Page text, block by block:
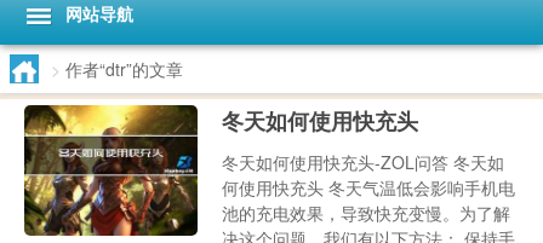
网站导航
> 作者“dtr”的文章
冬天如何使用快充头
冬天如何使用快充头-ZOL问答 冬天如
何使用快充头 冬天气温低会影响手机电
池的充电效果，导致快充变慢。为了解